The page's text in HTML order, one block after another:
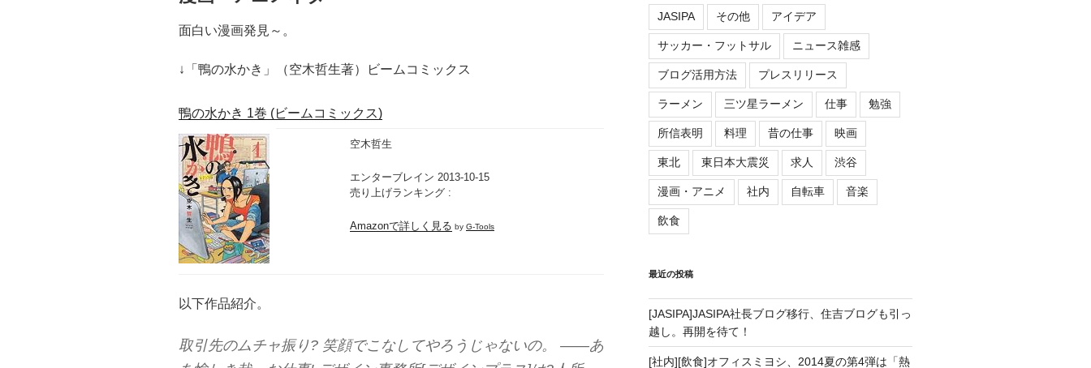
面白い漫画発見～。
↓「鴨の水かき」（空木哲生著）ビームコミックス
鴨の水かき 1巻 (ビームコミックス)
空木哲生
エンターブレイン 2013-10-15
売り上げランキング :
Amazonで詳しく見る byG-Tools
以下作品紹介。
取引先のムチャ振り? 笑顔でこなしてやろうじゃないの。 ――あ
JASIPA その他 アイデア
サッカー・フットサル ニュース雑感
ブログ活用方法 プレスリリース
ラーメン 三ツ星ラーメン 仕事 勉強
所信表明 料理 昔の仕事 映画
東北 東日本大震災 求人 渋谷
漫画・アニメ 社内 自転車 音楽
飲食
最近の投稿
[JASIPA]JASIPA社長ブログ移行、住吉ブログも引っ
越し。再開を待て！
[社内][飲食]オフィスミヨシ、2014夏の第4弾は「熱